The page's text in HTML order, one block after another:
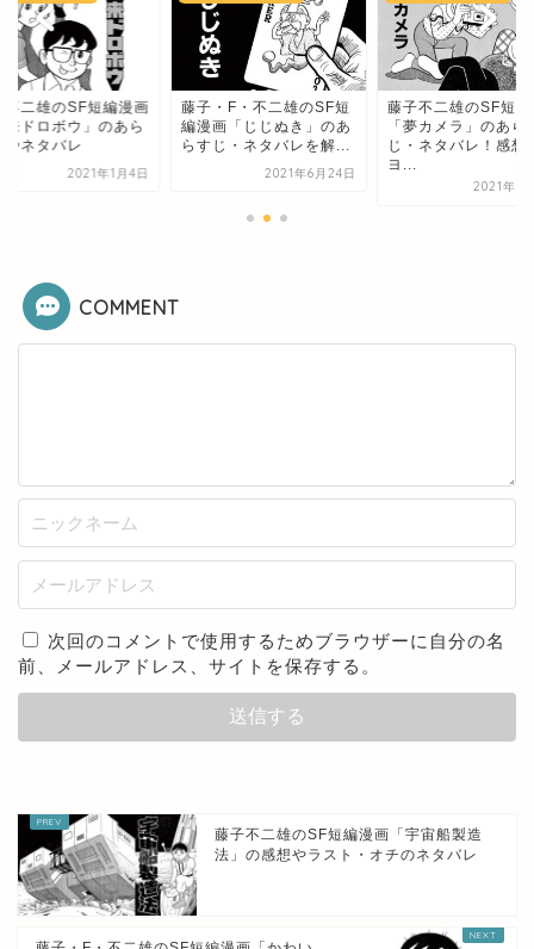
不二雄のSF短編漫画
来ドロボウ」のあら
やネタバレ
2021年1月4日
藤子・F・不二雄のSF短
編漫画「じじぬき」のあ
らすじ・ネタバレを解...
2021年6月24日
藤子不二雄のSF短編
「夢カメラ」のあら
じ・ネタバレ！感想
ヨ...
2021年6
COMMENT
次回のコメントで使用するためブラウザーに自分の名
前、メールアドレス、サイトを保存する。
藤子不二雄のSF短編漫画「宇宙船製造
法」の感想やラスト・オチのネタバレ